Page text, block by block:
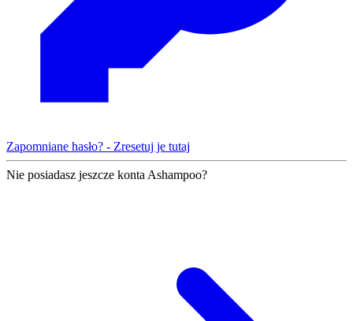
Zapomniane hasło? - Zresetuj je tutaj
Nie posiadasz jeszcze konta Ashampoo?